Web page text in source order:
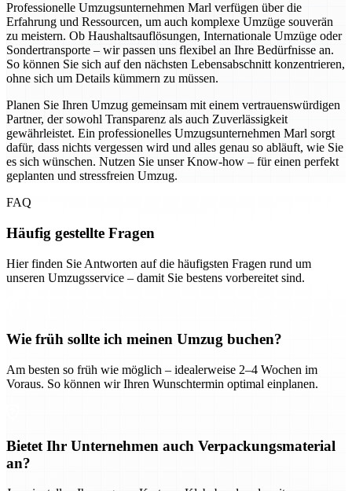
Professionelle Umzugsunternehmen Marl verfügen über die
Erfahrung und Ressourcen, um auch komplexe Umzüge souverän
zu meistern. Ob Haushaltsauflösungen, Internationale Umzüge oder
Sondertransporte – wir passen uns flexibel an Ihre Bedürfnisse an.
So können Sie sich auf den nächsten Lebensabschnitt konzentrieren,
ohne sich um Details kümmern zu müssen.
Planen Sie Ihren Umzug gemeinsam mit einem vertrauenswürdigen
Partner, der sowohl Transparenz als auch Zuverlässigkeit
gewährleistet. Ein professionelles Umzugsunternehmen Marl sorgt
dafür, dass nichts vergessen wird und alles genau so abläuft, wie Sie
es sich wünschen. Nutzen Sie unser Know-how – für einen perfekt
geplanten und stressfreien Umzug.
FAQ
Häufig gestellte Fragen
Hier finden Sie Antworten auf die häufigsten Fragen rund um
unseren Umzugsservice – damit Sie bestens vorbereitet sind.
Wie früh sollte ich meinen Umzug buchen?
Am besten so früh wie möglich – idealerweise 2–4 Wochen im
Voraus. So können wir Ihren Wunschtermin optimal einplanen.
Bietet Ihr Unternehmen auch Verpackungsmaterial
an?